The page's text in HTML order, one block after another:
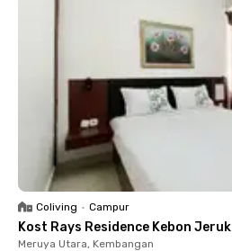
Coliving • Campur
Kost Rays Residence Kebon Jeruk
Meruya Utara, Kembangan